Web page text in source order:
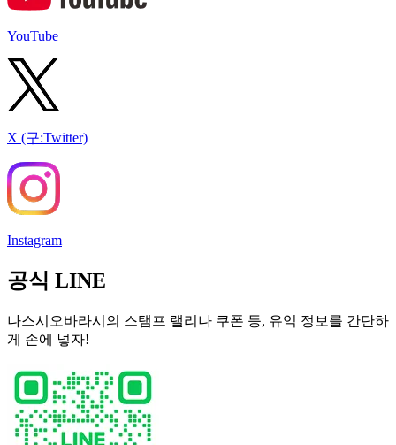
YouTube
X (구:Twitter)
Instagram
공식 LINE
나스시오바라시의 스탬프 랠리나 쿠폰 등, 유익 정보를 간단하
게 손에 넣자!